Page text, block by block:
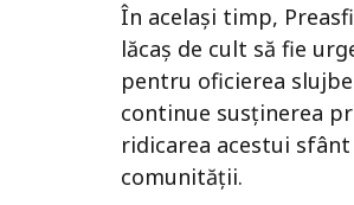
În același timp,
lăcaș de cult să fie
pentru oficierea
continue susținerea
ridicarea acestui
comunității.